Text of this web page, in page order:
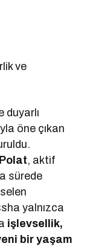
ve
duyarlı
öne çıkan
, aktif
sürede
yalnızca
işlevsellik,
bir yaşam